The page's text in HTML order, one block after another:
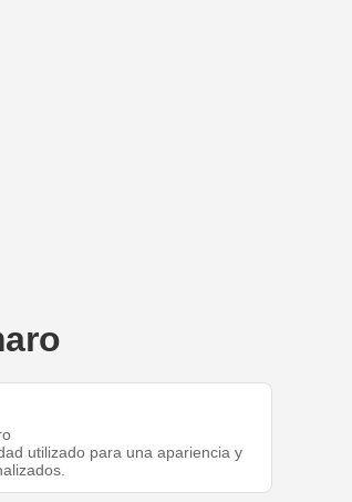
utilizado para una apariencia y